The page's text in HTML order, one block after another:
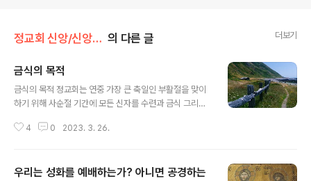
정교회 신앙/신앙 탐구 의 다른 글 더보기
금식의 목적
금식의 목적 정교회는 연중 가장 큰 축일인 부활절을 맞이
하기 위해 사순절 기간에 모든 신자를 수련과 금식 그리고
가 무엇인지 잘 깨닫지 못하여 꼭 금식을 해야 하는지 궁금
제대로 답해 주지 못하는 경우가 종종 있습니다. 그렇다면
4 0 2023. 3. 26.
우리는 성화를 예배하는가? 아니면 공경하는